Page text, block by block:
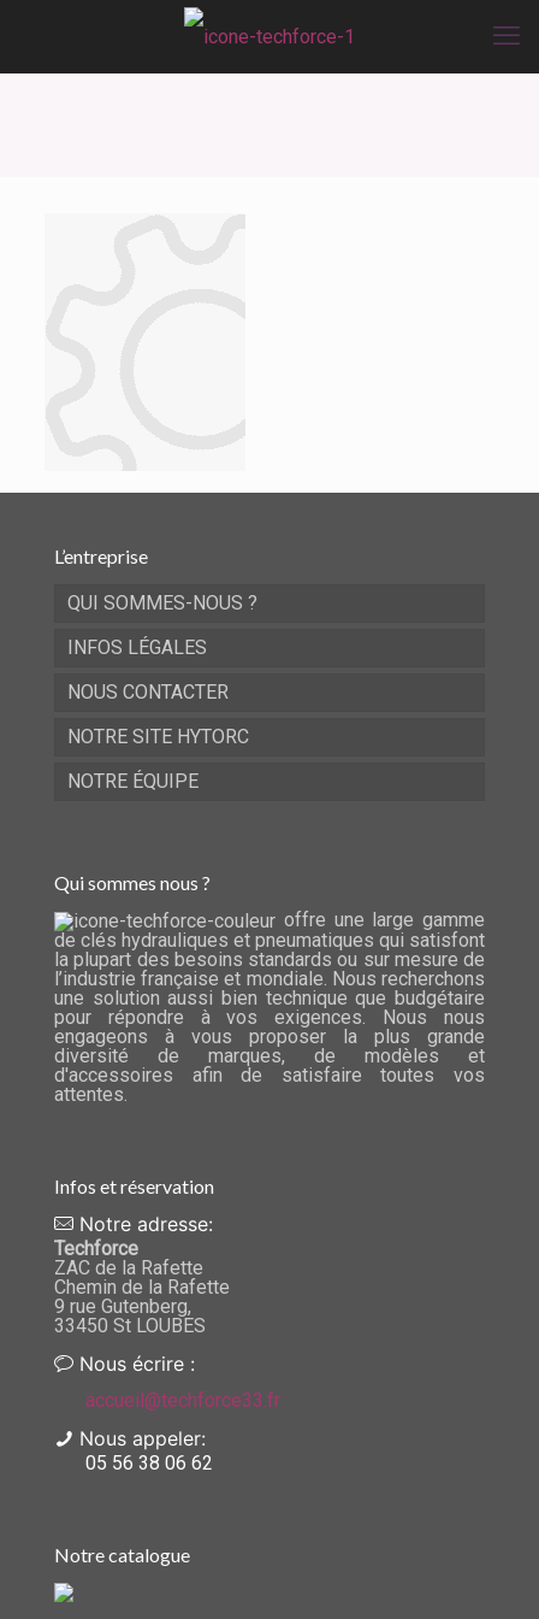
L’entreprise
QUI SOMMES-NOUS ?
INFOS LÉGALES
NOUS CONTACTER
NOTRE SITE HYTORC
NOTRE ÉQUIPE
Qui sommes nous ?
offre une large gamme
de clés hydrauliques et pneumatiques qui satisfont
la plupart des besoins standards ou sur mesure de
l’industrie française et mondiale. Nous recherchons
une solution aussi bien technique que budgétaire
pour répondre à vos exigences. Nous nous
engageons à vous proposer la plus grande
diversité de marques, de modèles et
d'accessoires afin de satisfaire toutes vos
attentes.
Infos et réservation
Notre adresse:
Techforce
ZAC de la Rafette
Chemin de la Rafette
9 rue Gutenberg,
33450 St LOUBES
Nous écrire :
accueil@techforce33.fr
Nous appeler:
05 56 38 06 62
Notre catalogue